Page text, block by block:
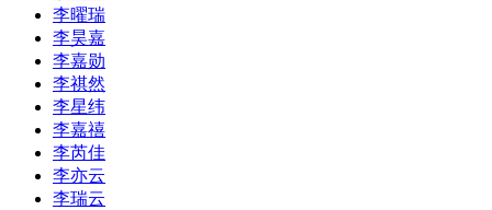
李曜瑞
李昊嘉
李嘉勋
李祺然
李星纬
李嘉禧
李芮佳
李亦云
李瑞云